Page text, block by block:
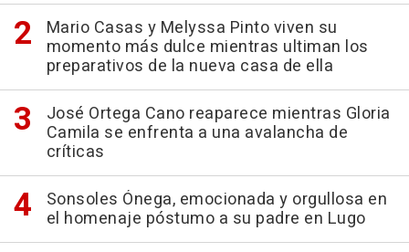
Mario Casas y Melyssa Pinto viven su
momento más dulce mientras ultiman los
preparativos de la nueva casa de ella
José Ortega Cano reaparece mientras Gloria
Camila se enfrenta a una avalancha de
críticas
Sonsoles Ónega, emocionada y orgullosa en
el homenaje póstumo a su padre en Lugo